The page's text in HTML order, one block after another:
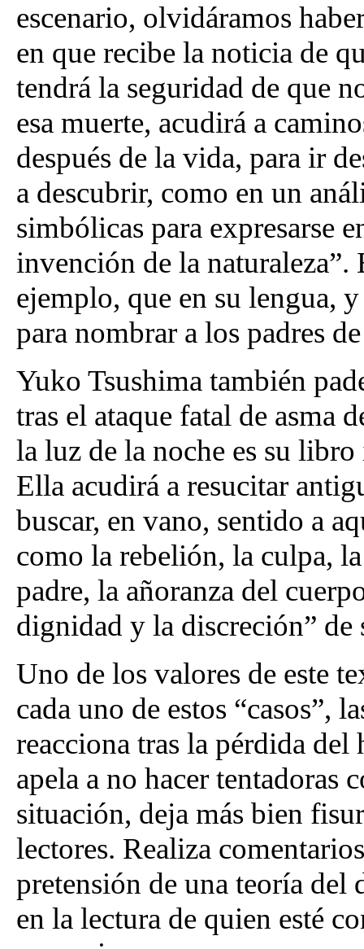
escenario, olvidáramos
en que recibe la noticia de
tendrá la seguridad de que
esa muerte, acudirá a
después de la vida, para ir
a descubrir, como en un
simbólicas para expresarse
invención de la naturaleza”.
ejemplo, que en su lengua,
para nombrar a los padres
Yuko Tsushima también
tras el ataque fatal de asma
la luz de la noche es su
Ella acudirá a resucitar
buscar, en vano, sentido a
como la rebelión, la culpa,
padre, la añoranza del
dignidad y la discreción” de
Uno de los valores de este
cada uno de estos “casos”,
reacciona tras la pérdida
apela a no hacer tentadoras
situación, deja más bien
lectores. Realiza
pretensión de una teoría del
en la lectura de quien esté